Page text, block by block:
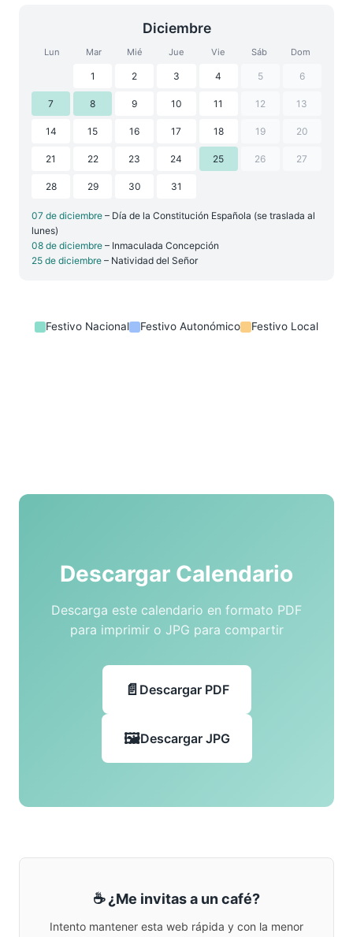
Diciembre
Lun Mar Mié Jue Vie Sáb Dom
1 2 3 4 5 6
7 8 9 10 11 12 13
14 15 16 17 18 19 20
21 22 23 24 25 26 27
28 29 30 31
07 de diciembre – Día de la Constitución Española (se traslada al
lunes)
08 de diciembre – Inmaculada Concepción
25 de diciembre – Natividad del Señor
Festivo Nacional Festivo Autonómico Festivo Local
Descargar Calendario
Descarga este calendario en formato PDF
para imprimir o JPG para compartir
Descargar PDF
Descargar JPG
☕ ¿Me invitas a un café?
Intento mantener esta web rápida y con la menor